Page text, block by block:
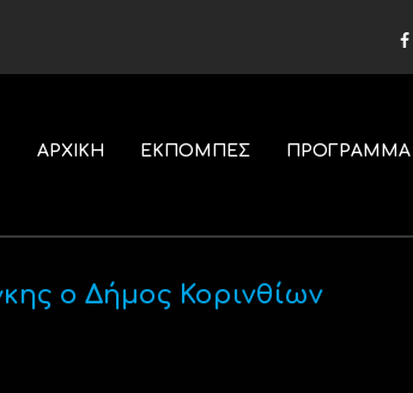
ΑΡΧΙΚΗ ΕΚΠΟΜΠΕΣ ΠΡΟΓΡΑΜΜΑ
ο Δήμος Κορινθίων